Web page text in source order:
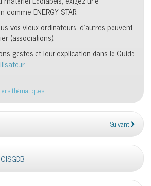
comme ENERGY STAR.
vos vieux ordinateurs, d’autres peuvent
(associations).
gestes et leur explication dans le Guide
.
thématiques
Suivant